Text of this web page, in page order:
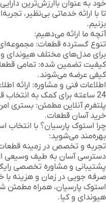
خود به عنوان باارزش‌ترین
تا با ارائه خدماتی بی‌نظیر،
بزنیم.
آنچه ما ارائه می‌دهیم:
تنوع گسترده قطعات:
برای مدل‌های مختلف هیوندای و
کیفیت تضمین شده: تمامی
کیفی عرضه می‌شوند.
اطلاعات فنی و مشاوره: ارائه
24 ساعته برای کمک به انتخاب قطعه مناسب.
پلتفرم آنلاین مطمئن: بستری
خرید آسان قطعات.
چرا استوک پارسیان؟ با انتخاب
بهره‌مند می‌شوید:
تجربه و تخصص در زمینه
دسترسی آسان به طیف وسیعی
پشتیبانی و مشاوره تخصصی
صرفه جویی در زمان و هزینه
استوک پارسیان، همراه مطمئن
هیوندای و کیا.